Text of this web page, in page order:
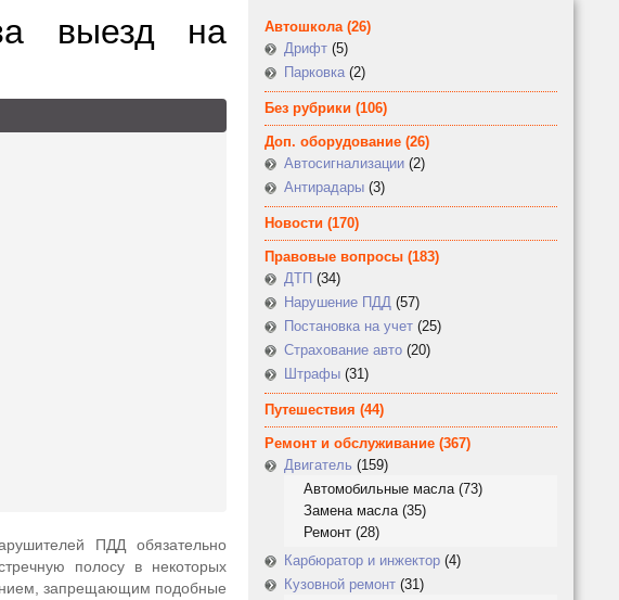
выезд на
ПДД обязательно
полосу в некоторых
запрещающим подобные
Автошкола(26)
Дрифт (5)
Парковка (2)
Без рубрики (106)
Доп. оборудование (26)
Автосигнализации (2)
Антирадары (3)
Новости (170)
Правовые вопросы (183)
ДТП (34)
Нарушение ПДД (57)
Постановка на учет (25)
Страхование авто (20)
Штрафы (31)
Путешествия (44)
Ремонт и обслуживание (367)
Двигатель (159)
Автомобильные масла(73)
Замена масла(35)
Ремонт (28)
Карбюратор и инжектор (4)
Кузовной ремонт (31)